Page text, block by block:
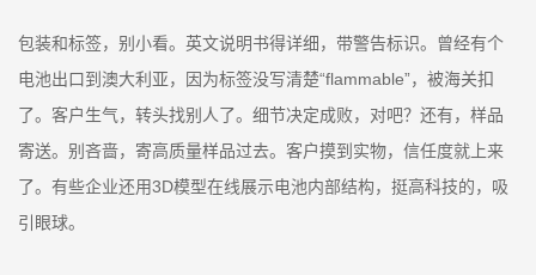
包装和标签，别小看。英文说明书得详细，带警告标识。曾经有个
电池出口到澳大利亚，因为标签没写清楚“flammable”，被海关扣
了。客户生气，转头找别人了。细节决定成败，对吧？还有，样品
寄送。别吝啬，寄高质量样品过去。客户摸到实物，信任度就上来
了。有些企业还用3D模型在线展示电池内部结构，挺高科技的，吸
引眼球。